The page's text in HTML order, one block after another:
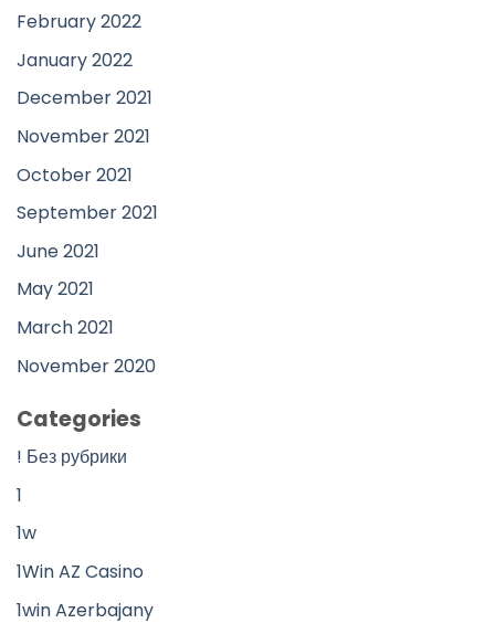
February 2022
January 2022
December 2021
November 2021
October 2021
September 2021
June 2021
May 2021
March 2021
November 2020
Categories
! Без рубрики
1
1w
1Win AZ Casino
1win Azerbajany